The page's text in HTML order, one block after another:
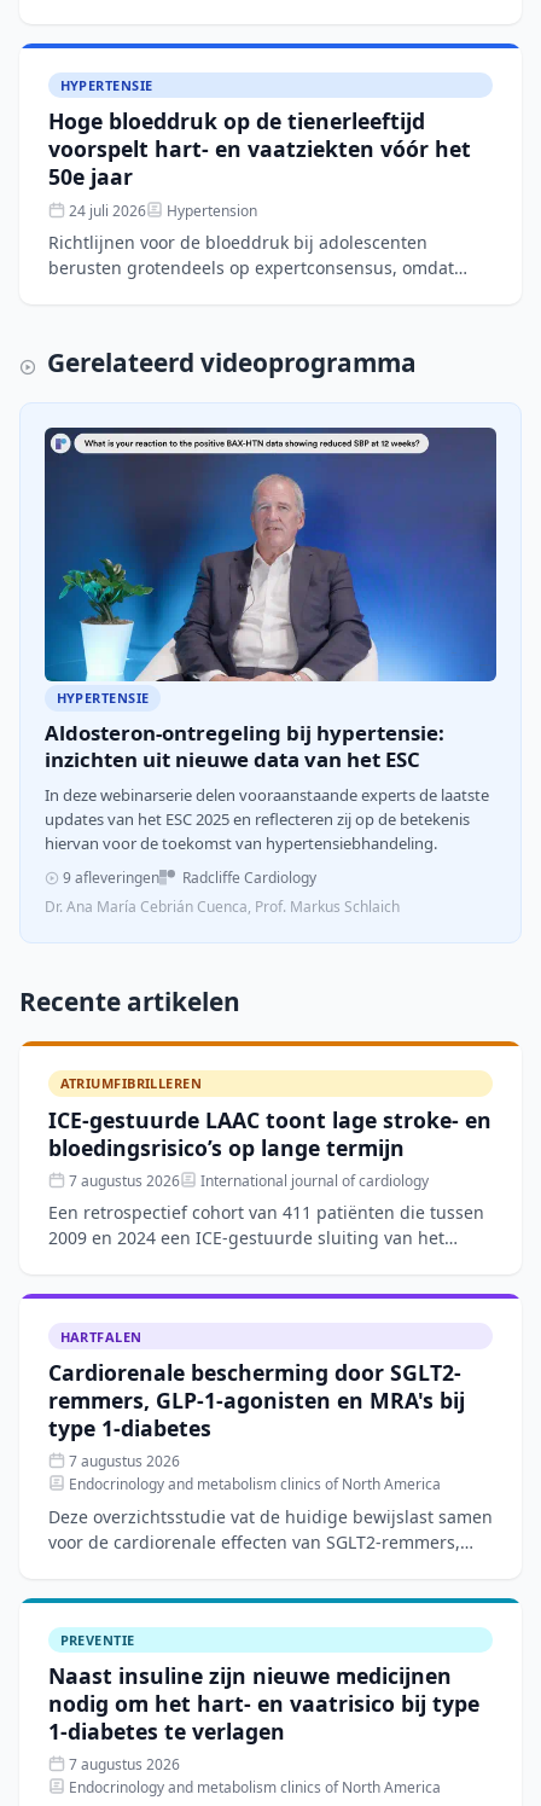
HYPERTENSIE
Hoge bloeddruk op de tienerleeftijd
voorspelt hart- en vaatziekten vóór het
50e jaar
24 juli 2026 Hypertension
Richtlijnen voor de bloeddruk bij adolescenten
berusten grotendeels op expertconsensus, omdat
Gerelateerd videoprogramma
HYPERTENSIE
Aldosteron-ontregeling bij hypertensie:
inzichten uit nieuwe data van het ESC
In deze webinarserie delen vooraanstaande experts de laatste
updates van het ESC 2025 en reflecteren zij op de betekenis
hiervan voor de toekomst van hypertensiebhandeling.
9 afleveringen
Radcliffe Cardiology
Dr. Ana María Cebrián Cuenca, Prof. Markus Schlaich
Recente artikelen
ATRIUMFIBRILLEREN
ICE-gestuurde LAAC toont lage stroke- en
bloedingsrisico’s op lange termijn
7 augustus 2026 International journal of cardiology
Een retrospectief cohort van 411 patiënten die tussen
2009 en 2024 een ICE-gestuurde sluiting van het
een techn
HARTFALEN
Cardiorenale bescherming door SGLT2-
remmers, GLP-1-agonisten en MRA's bij
type 1-diabetes
7 augustus 2026
Endocrinology and metabolism clinics of North America
Deze overzichtsstudie vat de huidige bewijslast samen
voor de cardiorenale effecten van SGLT2-remmers,
PREVENTIE
Naast insuline zijn nieuwe medicijnen
nodig om het hart- en vaatrisico bij type
1-diabetes te verlagen
7 augustus 2026
Endocrinology and metabolism clinics of North America